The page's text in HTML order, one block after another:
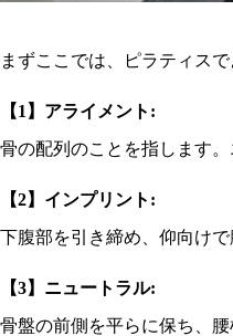
まずここでは、ピラティス
【1】アライメント:
骨の配列のことを指します
【2】インプリント:
下腹部を引き締め、仰向け
【3】ニュートラル:
骨盤の前側を平らに保ち、